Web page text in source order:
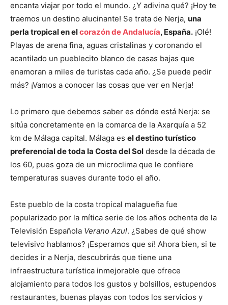
encanta viajar por todo el mundo. ¿Y adivina qué? ¡Hoy te
traemos un destino alucinante! Se trata de Nerja, una
perla tropical en elcorazón de Andalucía, España. ¡Olé!
Playas de arena fina, aguas cristalinas y coronando el
acantilado un pueblecito blanco de casas bajas que
enamoran a miles de turistas cada año. ¿Se puede pedir
más? ¡Vamos a conocer las cosas que ver en Nerja!
Lo primero que debemos saber es dónde está Nerja: se
sitúa concretamente en la comarca de la Axarquía a 52
km de Málaga capital. Málaga es el destino turístico
preferencial de toda la Costa del Sol desde la década de
los 60, pues goza de un microclima que le confiere
temperaturas suaves durante todo el año.
Este pueblo de la costa tropical malagueña fue
popularizado por la mítica serie de los años ochenta de la
Televisión Española Verano Azul. ¿Sabes de qué show
televisivo hablamos? ¡Esperamos que sí! Ahora bien, si te
decides ir a Nerja, descubrirás que tiene una
infraestructura turística inmejorable que ofrece
alojamiento para todos los gustos y bolsillos, estupendos
restaurantes, buenas playas con todos los servicios y